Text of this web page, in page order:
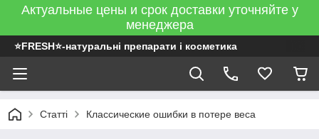
Актуальные цены и срок доставки уточняйте у
менеджера
⭐FRESH⭐-натуральні препарати і косметика
Статті Классические ошибки в потере веса